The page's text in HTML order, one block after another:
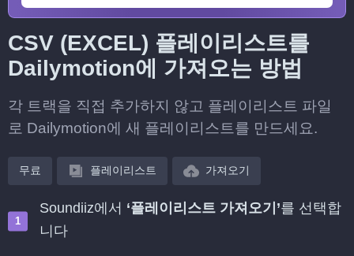
CSV (EXCEL) 플레이리스트를
Dailymotion에 가져오는 방법
각 트랙을 직접 추가하지 않고 플레이리스트 파일
로 Dailymotion에 새 플레이리스트를 만드세요.
무료 플레이리스트 가져오기
Soundiiz에서 ‘플레이리스트 가져오기’를 선택합
니다